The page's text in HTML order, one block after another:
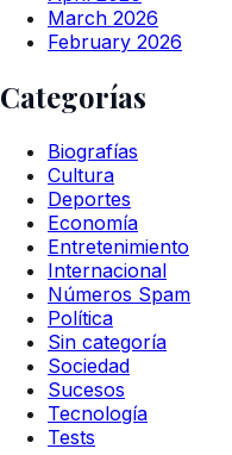
March 2026
February 2026
Categorías
Biografías
Cultura
Deportes
Economía
Entretenimiento
Internacional
Números Spam
Política
Sin categoría
Sociedad
Sucesos
Tecnología
Tests